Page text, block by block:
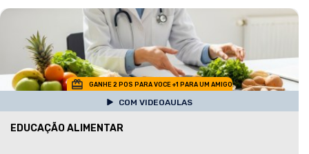
GANHE 2 POS PARA VOCE +1 PARA UM AMIGO
COM VIDEOAULAS
EDUCAÇÃO ALIMENTAR